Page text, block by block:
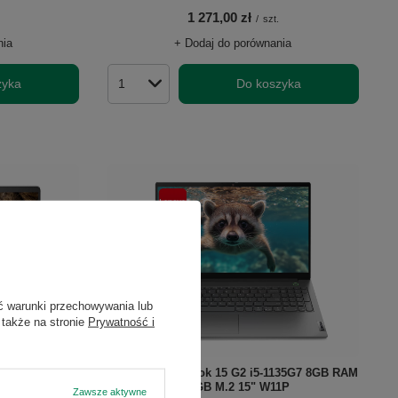
1 271,00 zł / szt.
+ Dodaj do porównania
Ilość produktów Do koszyka
Lenovo ThinkBook 15 G2 i5-1135G7 8GB RAM
256GB M.2 15" W11P
warunki przechowywania lub
na stronie Prywatność i
Zawsze aktywne